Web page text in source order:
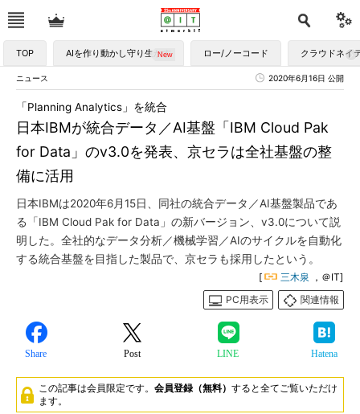
TOP AIを作り動かし守り生かす ロー/ノーコード クラウドネイ
ニュース 2020年6月16日 公開
日本IBMが統合データ／AI基盤「IBM Cloud Pak
for Data」のv3.0を発表、京セラは全社基盤の整
備に活用
「Planning Analytics」を統合
日本IBMは2020年6月15日、同社の統合データ／AI基盤製品であ
る「IBM Cloud Pak for Data」の新バージョン、v3.0について説
明した。全社的なデータ分析／機械学習／AIのサイクルを自動化
する統合基盤を目指した製品で、京セラも採用したという。
[ 三木泉 ，＠IT]
PC用表示
関連情報
Share Post LINE Hatena
この記事は会員限定です。 会員登録（無料） すると全てご覧いただけ
ます。